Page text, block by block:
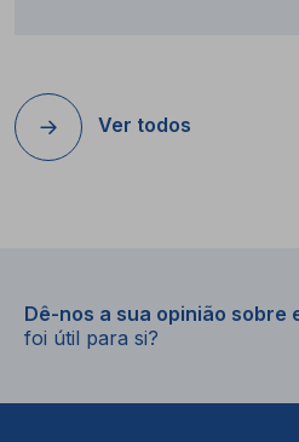
Ver todos
Dê-nos a sua opinião sobre
foi útil para si?